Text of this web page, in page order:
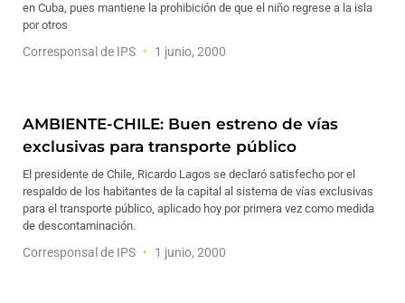
en Cuba, pues mantiene la prohibición de que el niño regrese a la isla
por otros
Corresponsal de IPS 1 junio, 2000
AMBIENTE-CHILE: Buen estreno de vías
exclusivas para transporte público
El presidente de Chile, Ricardo Lagos se declaró satisfecho por el
respaldo de los habitantes de la capital al sistema de vías exclusivas
para el transporte público, aplicado hoy por primera vez como medida
de descontaminación.
Corresponsal de IPS 1 junio, 2000